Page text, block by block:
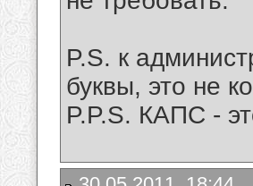
P.S. к
буквы, это не
P.P.S. КАПС -